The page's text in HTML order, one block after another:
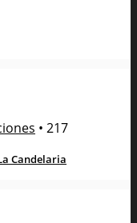
• 217
Candelaria